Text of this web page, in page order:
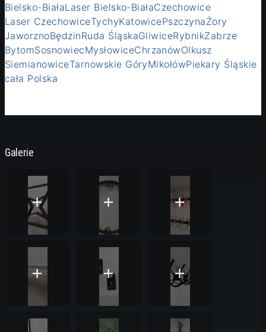
Bielsko-BiałaLaser Bielsko-BiałaCzechowice
Laser CzechowiceTychyKatowicePszczynaŻory
JaworznoBędzinRuda ŚląskaGliwiceRybnikZabrze
BytomSosnowiecMysłowiceChrzanówOlkusz
SiemianowiceTarnowskie GóryMikołówPiekary Śląskie
cała Polska
Galerie